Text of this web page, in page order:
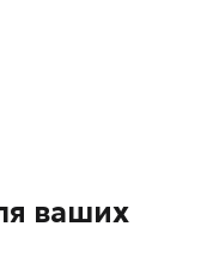
ваших